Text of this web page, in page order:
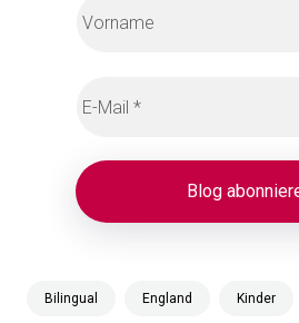
Bilingual England Kinder